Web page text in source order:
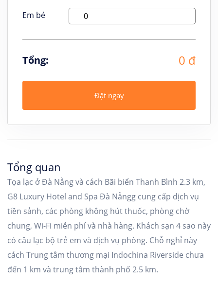
Em bé
Tổng: 0 đ
Đặt ngay
Tổng quan
Tọa lạc ở Đà Nẵng và cách Bãi biển Thanh Bình 2.3 km,
G8 Luxury Hotel and Spa Đà Nẵngg cung cấp dịch vụ
tiền sảnh, các phòng không hút thuốc, phòng chờ
chung, Wi-Fi miễn phí và nhà hàng. Khách sạn 4 sao này
có câu lạc bộ trẻ em và dịch vụ phòng. Chỗ nghỉ này
cách Trung tâm thương mại Indochina Riverside chưa
đến 1 km và trung tâm thành phố 2.5 km.